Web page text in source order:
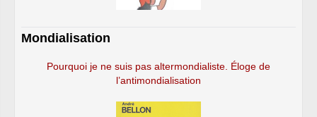
Mondialisation
Pourquoi je ne suis pas altermondialiste. Éloge de
l’antimondialisation